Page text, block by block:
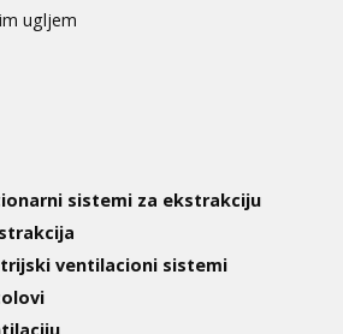
ugljem
sistemi za ekstrakciju
ventilacioni sistemi